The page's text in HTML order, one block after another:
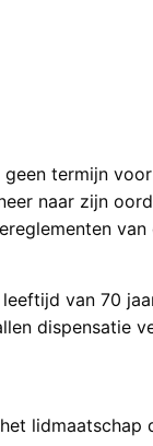
termijn
naar zijn
van 70
dispensatie